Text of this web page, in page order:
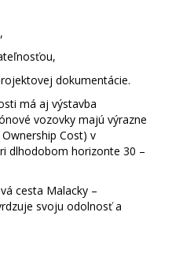
dokumentácie.
má aj výstavba
vozovky majú výrazne
Cost) v
dlhodobom horizonte 30 –
cesta Malacky –
svoju odolnosť a